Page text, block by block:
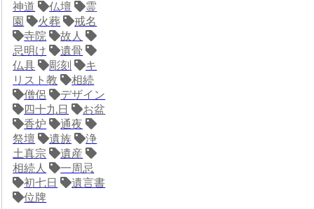
神道
仏壇
霊
園
火葬
戒名
寺院
故人
忌明け
遺骨
仏具
彫刻
キ
リスト教
相続
僧侶
デザイン
四十九日
お盆
香炉
通夜
祭壇
遺族
浄
土真宗
遺産
相続人
一周忌
初七日
遺言書
位牌